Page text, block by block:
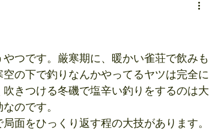
つです。厳寒期に、暖かい雀荘で飲みも
の下で釣りなんかやってるヤツは完全に
きつける冬磯で塩辛い釣りをするのは大
のです。
面をひっくり返す程の大技があります。